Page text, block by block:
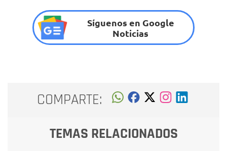
Síguenos en Google
Noticias
COMPARTE:
TEMAS RELACIONADOS